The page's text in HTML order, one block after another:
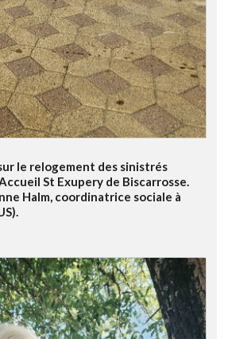
le relogement des sinistrés
St Exupery de Biscarrosse.
Halm, coordinatrice sociale à